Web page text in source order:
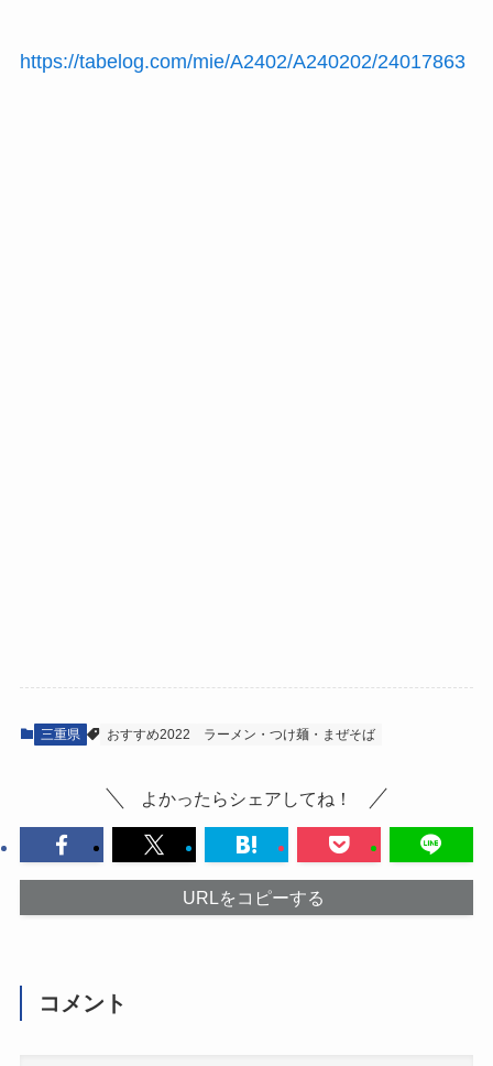
https://tabelog.com/mie/A2402/A240202/24017863
三重県 おすすめ2022 ラーメン・つけ麺・まぜそば
よかったらシェアしてね！
URLをコピーする
コメント